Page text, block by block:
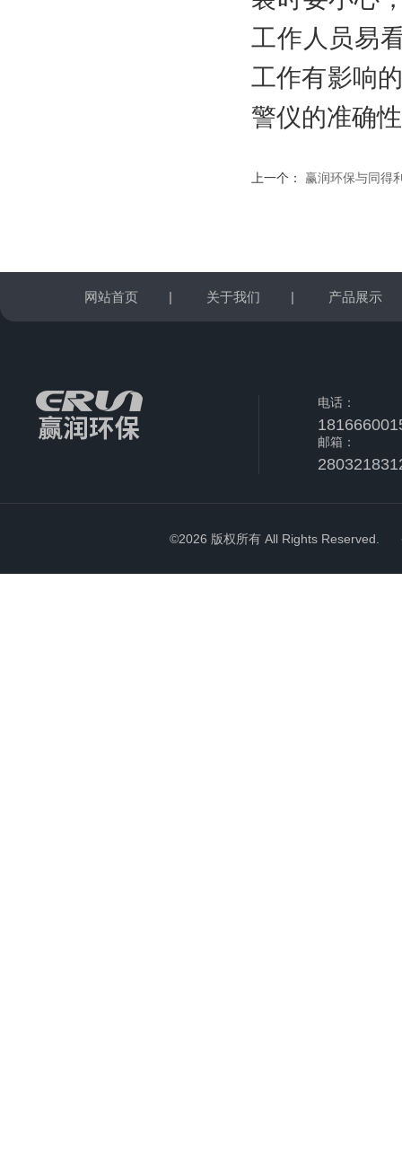
工作人员易
工作有影响
警仪的准确
上一个： 赢润环保与同得
网站首页 | 关于我们 | 产品展示
电话：
邮箱：
©2026 版权所有 All Rights Reserved.